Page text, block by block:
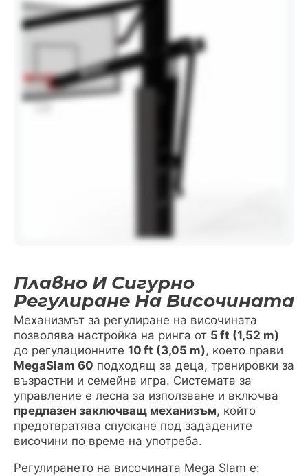
Плавно И Сигурно
Регулиране На Височината
Механизмът за регулиране на височината
позволява настройка на ринга от 5 ft (1,52 m)
до регулационните 10 ft (3,05 m), което прави
MegaSlam 60 подходящ за деца, тренировки за
възрастни и семейна игра. Системата за
управление е лесна за използване и включва
предпазен заключващ механизъм, който
предотвратява спускане под зададените
височини по време на употреба.
Регулирането на височината Mega Slam е: